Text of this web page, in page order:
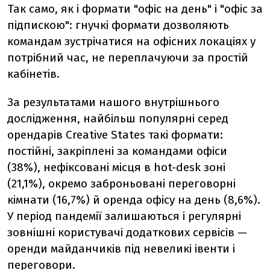
Так само, як і формати "офіс на день" і "офіс за
підпискою": гнучкі формати дозволяють
командам зустрічатися на офісних локаціях у
потрібний час, не переплачуючи за простій
кабінетів.
За результатами нашого внутрішнього
дослідження, найбільш популярні серед
орендарів Creative States такі формати:
постійні, закріплені за командами офіси
(38%), нефіксовані місця в hot-desk зоні
(21,1%), окремо заброньовані переговорні
кімнати (16,7%) й оренда офісу на день (8,6%).
У період пандемії залишаються і регулярні
зовнішні користувачі додаткових сервісів —
оренди майданчиків під невеликі івенти і
переговори.